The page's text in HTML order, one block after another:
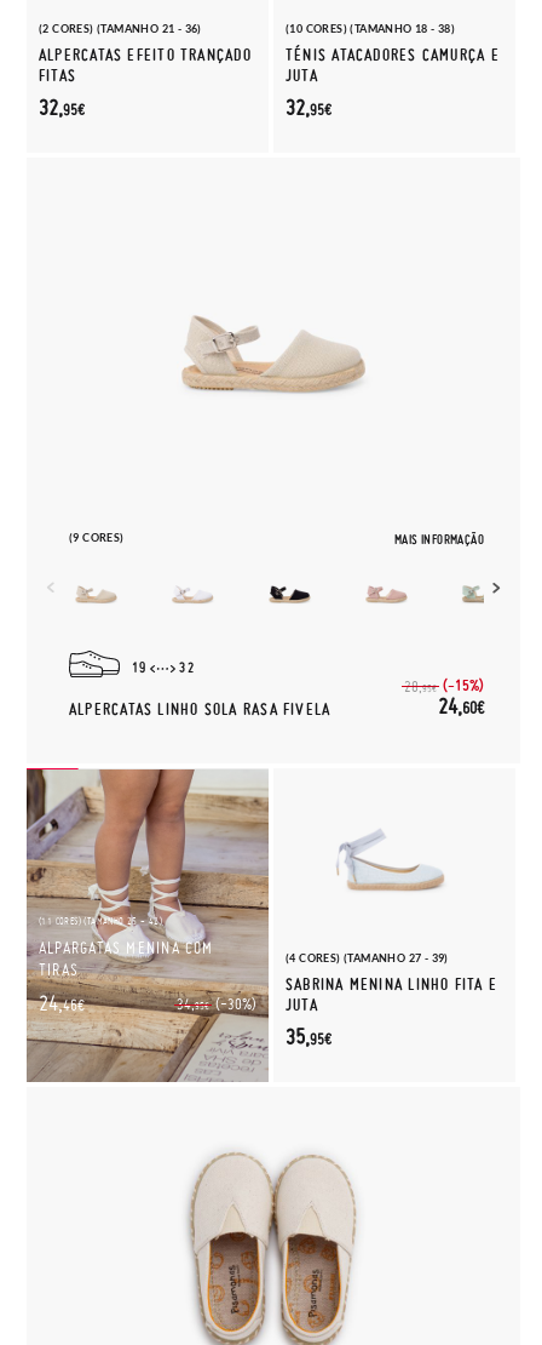
(2 CORES) (TAMANHO 21 - 36)
ALPERCATAS EFEITO TRANÇADO
FITAS
32,95€
(10 CORES) (TAMANHO 18 - 38)
TÉNIS ATACADORES CAMURÇA E
JUTA
32,95€
(9 CORES) MAIS INFORMAÇÃO
19 32
ALPERCATAS LINHO SOLA RASA FIVELA
28,95€ (-15%)
24,60€
(11 CORES) (TAMANHO 25 - 42)
ALPARGATAS MENINA COM
TIRAS
34,95€ (-30%)
24,46€
(4 CORES) (TAMANHO 27 - 39)
SABRINA MENINA LINHO FITA E
JUTA
35,95€